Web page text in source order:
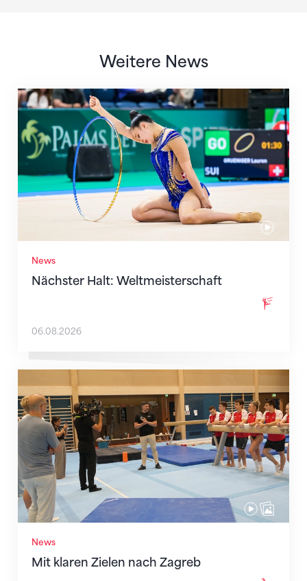
Weitere News
News
Nächster Halt: Weltmeisterschaft
Nächster Halt: Weltmeisterschaft
06.08.2026
News
Mit klaren Zielen nach Zagreb
Mit klaren Zielen nach Zagreb